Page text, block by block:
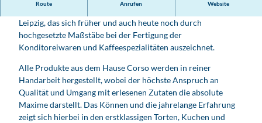
Route Anrufen Website
Leipzig, das sich früher und auch heute noch durch
hochgesetzte Maßstäbe bei der Fertigung der
Konditoreiwaren und Kaffeespezialitäten auszeichnet.
Alle Produkte aus dem Hause Corso werden in reiner
Handarbeit hergestellt, wobei der höchste Anspruch an
Qualität und Umgang mit erlesenen Zutaten die absolute
Maxime darstellt. Das Können und die jahrelange Erfahrung
zeigt sich hierbei in den erstklassigen Torten, Kuchen und